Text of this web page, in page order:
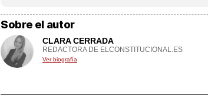
Sobre el autor
CLARA CERRADA
REDACTORA DE ELCONSTITUCIONAL.ES
Ver biografía